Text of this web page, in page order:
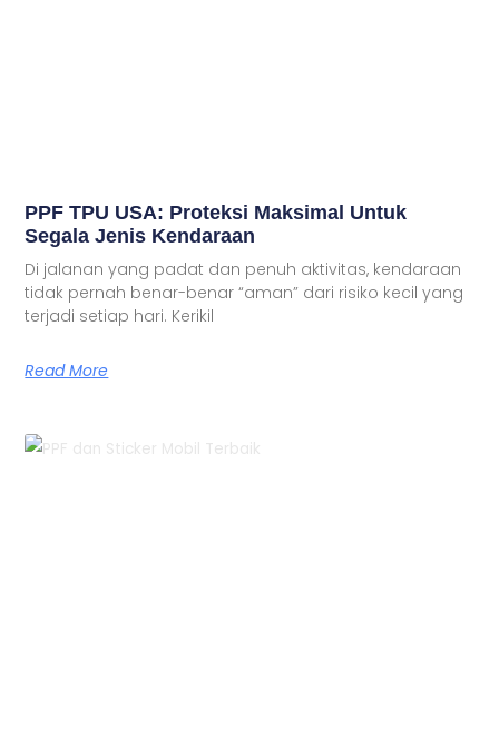
PPF TPU USA: Proteksi Maksimal Untuk
Segala Jenis Kendaraan
Di jalanan yang padat dan penuh aktivitas, kendaraan
tidak pernah benar-benar “aman” dari risiko kecil yang
terjadi setiap hari. Kerikil
Read More